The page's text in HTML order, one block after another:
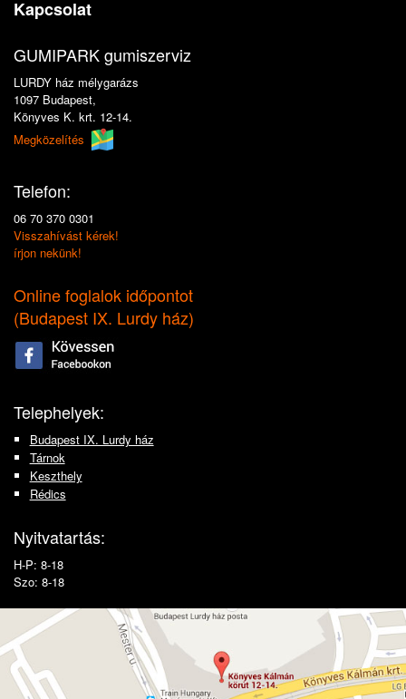
Kapcsolat
GUMIPARK gumiszerviz
LURDY ház mélygarázs
1097 Budapest,
Könyves K. krt. 12-14.
Megközelítés
Telefon:
06 70 370 0301
Visszahívást kérek!
írjon nekünk!
Online foglalok időpontot
(Budapest IX. Lurdy ház)
Telephelyek:
Budapest IX. Lurdy ház
Tárnok
Keszthely
Rédics
Nyitvatartás:
H-P: 8-18
Szo: 8-18